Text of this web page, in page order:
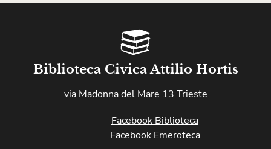
Biblioteca Civica Attilio Hortis
via Madonna del Mare 13 Trieste
Facebook Biblioteca
Facebook Emeroteca